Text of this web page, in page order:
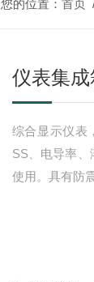
您的位置： 首页
仪表集成
综合显示仪表
SS、电导率
使用。具有防